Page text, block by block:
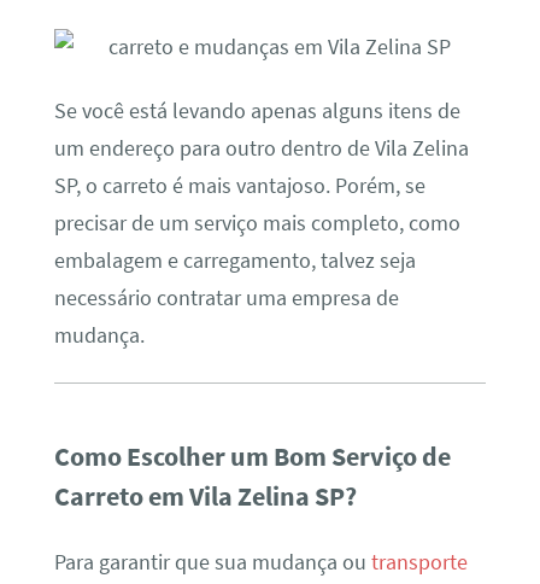
Se você está levando apenas alguns itens de
um endereço para outro dentro de Vila Zelina
SP, o carreto é mais vantajoso. Porém, se
precisar de um serviço mais completo, como
embalagem e carregamento, talvez seja
necessário contratar uma empresa de
mudança.
Como Escolher um Bom Serviço de
Carreto em Vila Zelina SP?
Para garantir que sua mudança ou transporte